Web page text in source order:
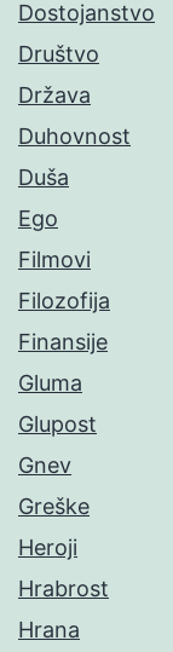
Dostojanstvo
Društvo
Država
Duhovnost
Duša
Ego
Filmovi
Filozofija
Finansije
Gluma
Glupost
Gnev
Greške
Heroji
Hrabrost
Hrana